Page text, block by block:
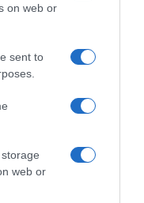
on web or
sent to
web or